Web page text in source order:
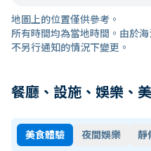
地圖上的位置僅供參考。
所有時間均為當地時間。由於
不另行通知的情況下變更。
餐廳、設施、娛樂、
美食體驗 夜間娛樂 靜